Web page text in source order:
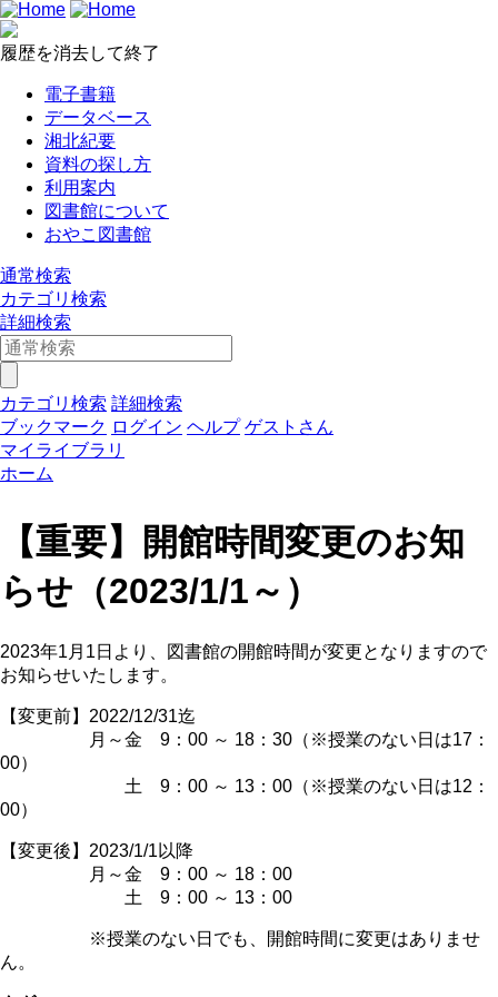
履歴を消去して終了
電子書籍
データベース
湘北紀要
資料の探し方
利用案内
図書館について
おやこ図書館
通常検索
カテゴリ検索
詳細検索
カテゴリ検索 詳細検索
ブックマーク ログイン ヘルプ ゲストさん
マイライブラリ
ホーム
【重要】開館時間変更のお知
らせ（2023/1/1～）
2023年1月1日より、図書館の開館時間が変更となりますので
お知らせいたします。
【変更前】2022/12/31迄
月～金 9：00 ～ 18：30（※授業のない日は17：
00）
土 9：00 ～ 13：00（※授業のない日は12：
00）
【変更後】2023/1/1以降
月～金 9：00 ～ 18：00
土 9：00 ～ 13：00
※授業のない日でも、開館時間に変更はありませ
ん。